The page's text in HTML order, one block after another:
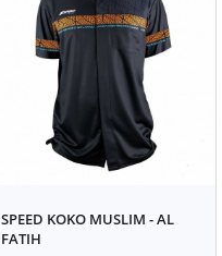
SPEED KOKO MUSLIM - AL
FATIH